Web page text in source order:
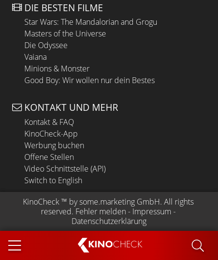
KINOCHECK
DIE BESTEN FILME
Star Wars: The Mandalorian and Grogu
Masters of the Universe
Die Odyssee
Vaiana
Minions & Monster
Good Boy: Wir wollen nur dein Bestes
KONTAKT UND MEHR
Kontakt & FAQ
KinoCheck-App
Werbung buchen
Offene Stellen
Video Schnittstelle (API)
Switch to English
KinoCheck ™ by some.marketing GmbH. All rights
reserved. Fehler melden - Impressum -
Datenschutzerklärung